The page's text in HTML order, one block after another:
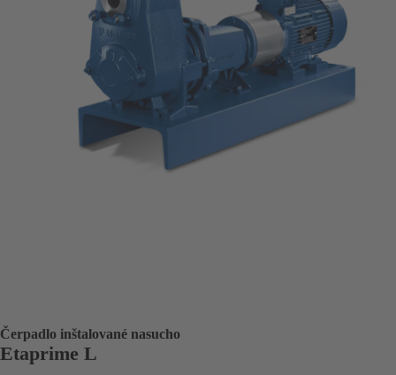
Čerpadlo inštalované nasucho
Etaprime L